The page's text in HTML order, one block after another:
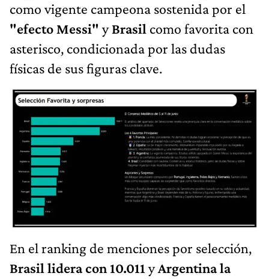
como vigente campeona sostenida por el
"efecto Messi" yBrasil como favorita con
asterisco, condicionada por las dudas
físicas de sus figuras clave.
En el ranking de menciones por selección,
Brasil lidera con 10.011 yArgentina la